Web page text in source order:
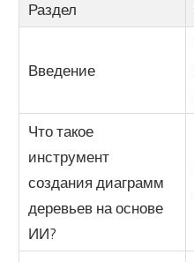
Раздел
Введение
Что такое
инструмент
создания диаграмм
деревьев на основе
ИИ?